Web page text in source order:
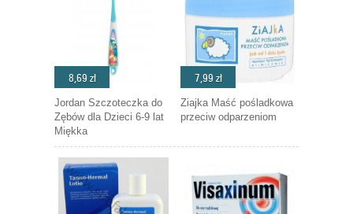
8,69 zł
Jordan Szczoteczka do
Zębów dla Dzieci 6-9 lat
Miękka
7,99 zł
Ziajka Maść pośladkowa
przeciw odparzeniom